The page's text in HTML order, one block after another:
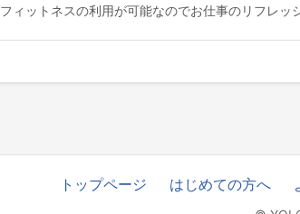
ィットネスの利用が可能なのでお仕事のリフレ
トップページ はじめての方へ